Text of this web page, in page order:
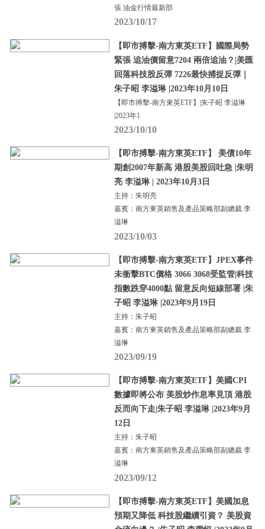
張 油金行情最新部
2023/10/17
【即市搏擊-南方東英ETF】國際局勢
緊張 追油價留意7204 兩倍追油？|美匯
回落科技股反彈 7226最快捕捉反彈｜
朱子昭 李溢琳 |2023年10月10日
【即市搏擊-南方東英ETF】|朱子昭 李溢琳
|2023年1
2023/10/10
【即市搏擊-南方東英ETF】 美債10年
期創2007年新高 港股美股回吐急 |朱明
亮 李溢琳 | 2023年10月3日
主持：朱明亮
嘉賓：南方東英銷售及產品策略部副總裁 李
溢琳
2023/10/03
【即市搏擊-南方東英ETF】JPEX事件
未衝擊BTC價格 3066 3068受監管|科技
指數跌穿4000點 留意反向短線部署 |朱
子昭 李溢琳 |2023年9月19日
主持：朱子昭
嘉賓：南方東英銷售及產品策略部副總裁 李
溢琳
2023/09/19
【即市搏擊-南方東英ETF】美國CPI
數據即將公布 美股炒作息率見頂 港股
反而向下走|朱子昭 李溢琳 |2023年9月
12日
主持：朱子昭
嘉賓：南方東英銷售及產品策略部副總裁 李
溢琳
2023/09/12
【即市搏擊-南方東英ETF】美國加息
預期又降低 科技股繼續引資？ 美股資